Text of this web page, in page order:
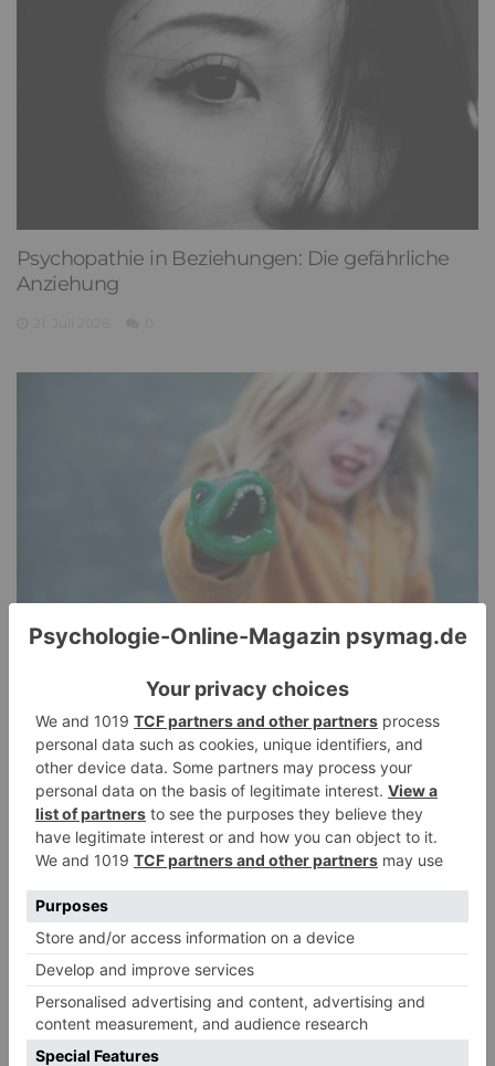
Psychopathie in Beziehungen: Die gefährliche
Anziehung
PANDA-Kindern – Kinder mit starkem
Autonomiebedürfnis (2)
15. Juli 2026 0